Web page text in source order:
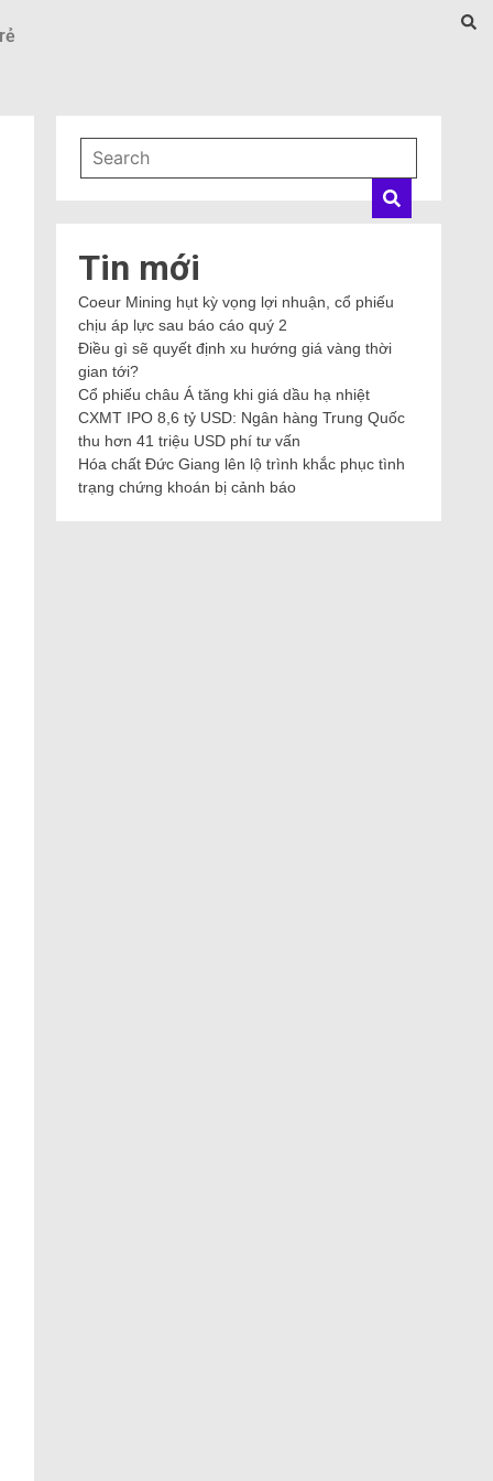
Tin mới
Coeur Mining hụt kỳ vọng lợi nhuận, cổ phiếu
chịu áp lực sau báo cáo quý 2
Điều gì sẽ quyết định xu hướng giá vàng thời
gian tới?
Cổ phiếu châu Á tăng khi giá dầu hạ nhiệt
CXMT IPO 8,6 tỷ USD: Ngân hàng Trung Quốc
thu hơn 41 triệu USD phí tư vấn
Hóa chất Đức Giang lên lộ trình khắc phục tình
trạng chứng khoán bị cảnh báo